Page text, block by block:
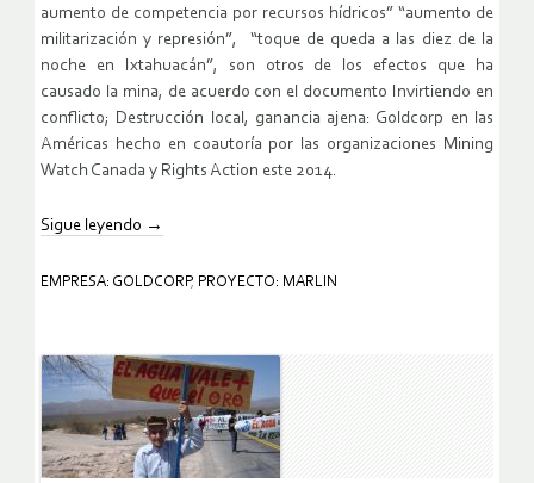
aumento de competencia por recursos hídricos” “aumento de
militarización y represión”, “toque de queda a las diez de la
noche en Ixtahuacán”, son otros de los efectos que ha
causado la mina, de acuerdo con el documento Invirtiendo en
conflicto; Destrucción local, ganancia ajena: Goldcorp en las
Américas hecho en coautoría por las organizaciones Mining
Watch Canada y Rights Action este 2014.
Sigue leyendo →
EMPRESA: GOLDCORP, PROYECTO: MARLIN